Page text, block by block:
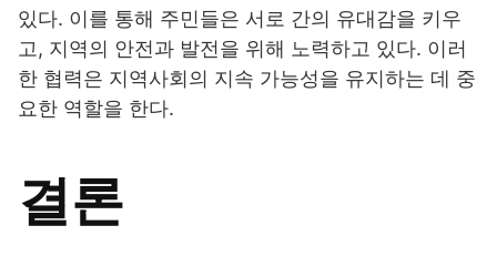
있다. 이를 통해 주민들은 서로 간의 유대감을 키우
고, 지역의 안전과 발전을 위해 노력하고 있다. 이러
한 협력은 지역사회의 지속 가능성을 유지하는 데 중
요한 역할을 한다.
결론